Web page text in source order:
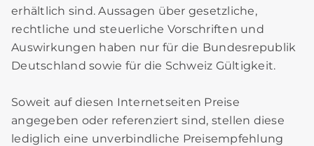
erhältlich sind. Aussagen über gesetzliche,
rechtliche und steuerliche Vorschriften und
Auswirkungen haben nur für die Bundesrepublik
Deutschland sowie für die Schweiz Gültigkeit.
Soweit auf diesen Internetseiten Preise
angegeben oder referenziert sind, stellen diese
lediglich eine unverbindliche Preisempfehlung